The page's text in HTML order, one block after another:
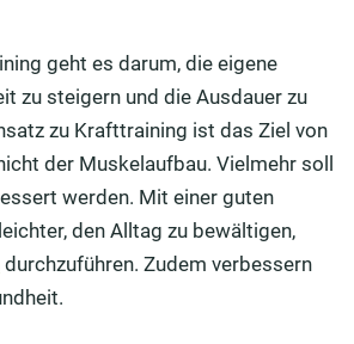
Anfänger gibt es?
Ihre Trainingseinheiten gestalten?
und Vorteile des Ausdauertrainings
ist am besten für Ausdauertraining
in Ihren Alltag integrieren und
geht es darum, die eigene
zu steigern und die Ausdauer zu
zu Krafttraining ist das Ziel von
der Muskelaufbau. Vielmehr soll
werden. Mit einer guten
den Alltag zu bewältigen,
durchzuführen. Zudem verbessern